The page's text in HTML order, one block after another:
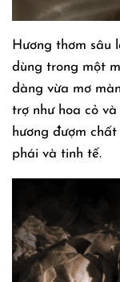
Hương thơm sâu
dùng trong một
dàng vừa mơ
trợ như hoa cỏ
hương đượm
phái và tinh tế.